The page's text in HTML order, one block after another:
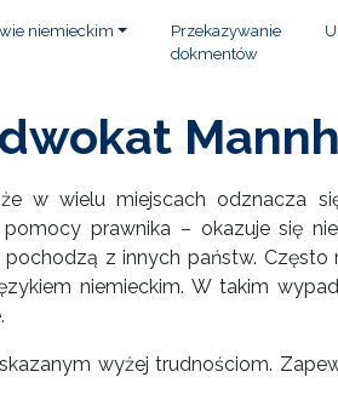
niemieckim
Przekazywanie
dokmentów
w wielu miejscach odznacza
prawnika – okazuje się
z innych państw.
niemieckim. W takim
wyżej trudnościom.